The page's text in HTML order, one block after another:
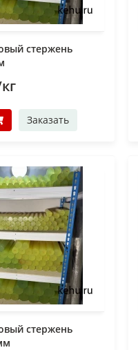
стержень
Заказать
стержень